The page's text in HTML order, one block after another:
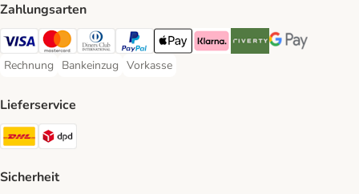
Zahlungsarten
Visa Payment Method
Mastercard Payment Method
Diners Club Payment Method
PayPal Payment Method
Apple Pay Payment Method
Klarna Payment Method
Riverty Payment Method
Google Pay
Rechnung
Rechnung Payment Method
Bankeinzug
Bankeinzug Payment Method
Vorkasse
Vorkasse Payment Method
Lieferservice
DHL Shipping Method
Sicherheit